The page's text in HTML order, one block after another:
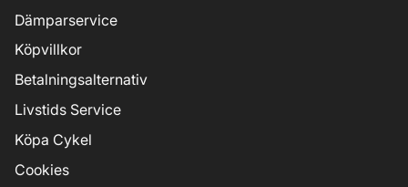
Dämparservice
Köpvillkor
Betalningsalternativ
Livstids Service
Köpa Cykel
Cookies